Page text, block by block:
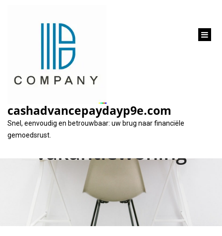
cashadvancepaydayp9e.com
Snel, eenvoudig en betrouwbaar: uw brug naar financiële
gemoedsrust.
Financier uw
droomvakantie:
lening voor uw ideale
vakantiewoning